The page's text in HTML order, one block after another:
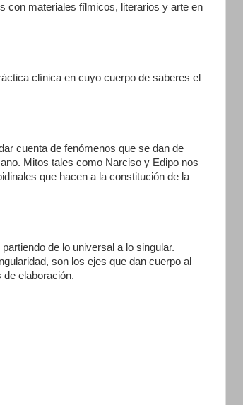
con materiales fílmicos, literarios y arte en
clínica en cuyo cuerpo de saberes el
cuenta de fenómenos que se dan de
Mitos tales como Narciso y Edipo nos
que hacen a la constitución de la
de lo universal a lo singular.
son los ejes que dan cuerpo al
elaboración.